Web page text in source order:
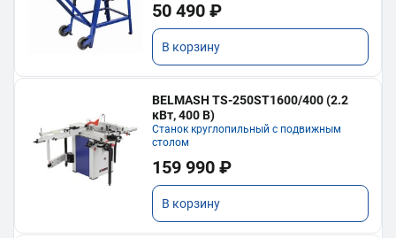
50 490 ₽
В корзину
BELMASH TS-250ST1600/400 (2.2
кВт, 400 В)
Станок круглопильный с подвижным
столом
159 990 ₽
В корзину